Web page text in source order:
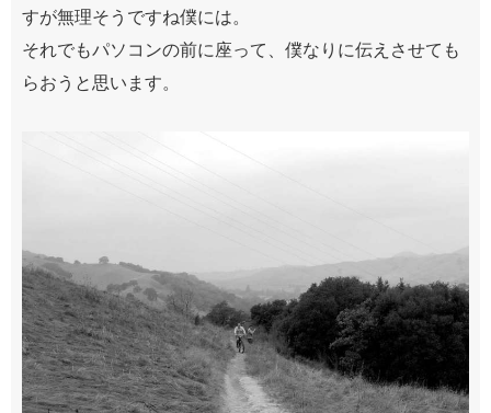
すが無理そうですね僕には。
それでもパソコンの前に座って、僕なりに伝えさせても
らおうと思います。